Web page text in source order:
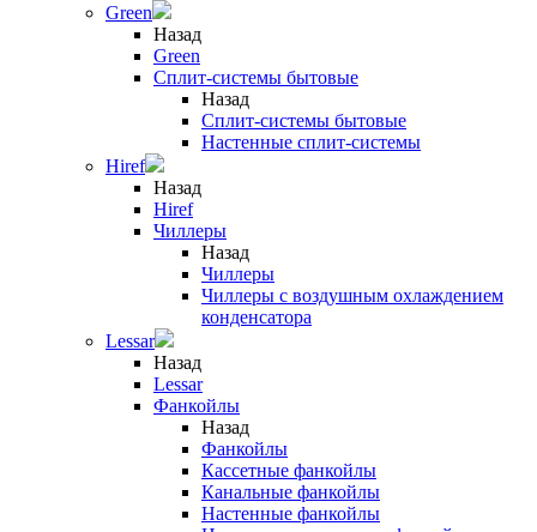
Green
Назад
Green
Сплит-системы бытовые
Назад
Сплит-системы бытовые
Настенные сплит-системы
Hiref
Назад
Hiref
Чиллеры
Назад
Чиллеры
Чиллеры с воздушным охлаждением
конденсатора
Lessar
Назад
Lessar
Фанкойлы
Назад
Фанкойлы
Кассетные фанкойлы
Канальные фанкойлы
Настенные фанкойлы